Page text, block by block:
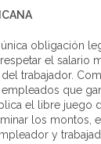
obligación
el salario
trabajador.
que
el libre juego
los montos,
y